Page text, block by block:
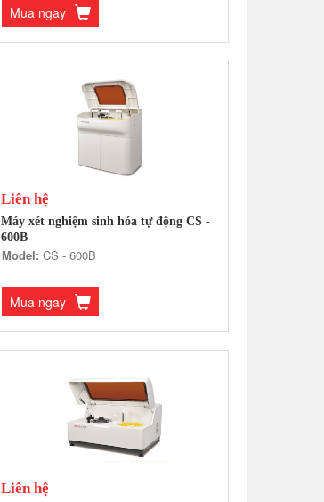
Mua ngay
Liên hệ
Máy xét nghiệm sinh hóa tự động CS -
600B
Model: CS - 600B
Mua ngay
Liên hệ